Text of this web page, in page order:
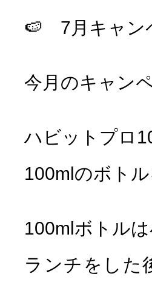
🍉 7月キャン
今月のキャン
ハビットプロ
100mlのボト
100mlボトル
ランチをした